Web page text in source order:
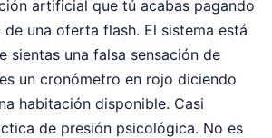
artificial que tú acabas pagando
una oferta flash. El sistema está
sientas una falsa sensación de
un cronómetro en rojo diciendo
habitación disponible. Casi
de presión psicológica. No es